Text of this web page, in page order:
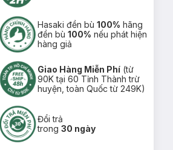
Hasaki đền bù100% hãng
đền bù100% nếu phát hiện
hàng giả
Giao Hàng Miễn Phí (từ
90K tại 60 Tỉnh Thành trừ
huyện, toàn Quốc từ 249K)
Đổi trả
trong30 ngày